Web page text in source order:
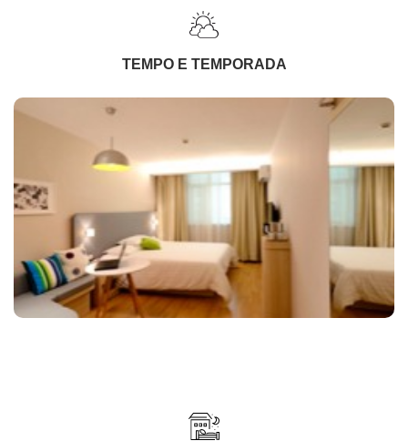
TEMPO E TEMPORADA